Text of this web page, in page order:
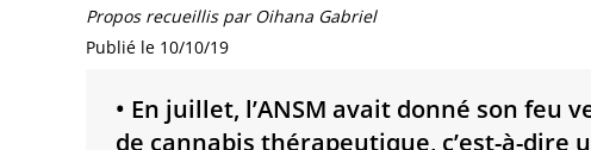
Propos recueillis par Oihana Gabriel
Publié le 10/10/19
• En juillet, l’ANSM avait donné son
de cannabis thérapeutique, c’est-à-dire